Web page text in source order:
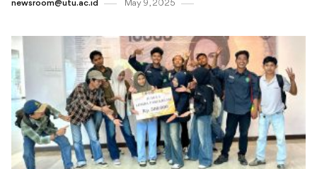
newsroom@utu.ac.id May 9 , 2025